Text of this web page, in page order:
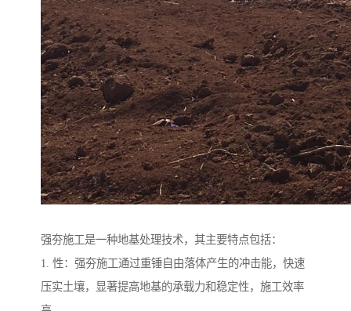
强夯施工是一种地基处理技术，其主要特点包括：
1. 性：强夯施工通过重锤自由落体产生的冲击能，快速
压实土壤，显著提高地基的承载力和稳定性，施工效率